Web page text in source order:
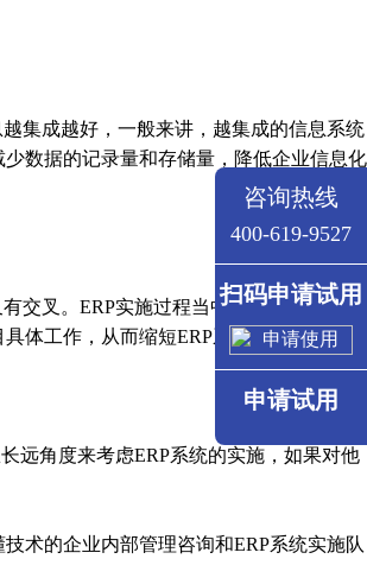
集成越好，一般来讲，越集成的信息系统
数据的记录量和存储量，降低企业信息化
交叉。ERP实施过程当中的同步工程式项
体工作，从而缩短ERP系统的实施周期。
远角度来考虑ERP系统的实施，如果对他
术的企业内部管理咨询和ERP系统实施队
咨询热线
400-619-9527
扫码申请试用
申请试用